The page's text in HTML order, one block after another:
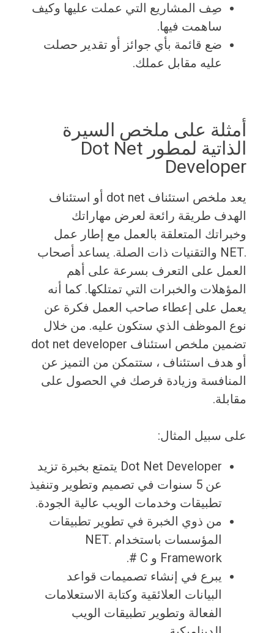
صِف المشاريع التي عملت عليها وكيف
ساهمت فيها.
ضع قائمة بأي جوائز أو تقدير حصلت
عليه مقابل عملك.
أمثلة على ملخص السيرة
الذاتية لمطور Dot Net
Developer
يعد ملخص استئناف dot net أو استئناف
الهدف طريقة رائعة لعرض مهاراتك
وخبراتك المتعلقة بالعمل مع إطار عمل
.NET والتقنيات ذات الصلة. يساعد أصحاب
العمل على التعرف بسرعة على أهم
المؤهلات والخبرات التي تمتلكها. كما أنه
يعمل على إعطاء صاحب العمل فكرة عن
نوع الموظف الذي ستكون عليه. من خلال
تضمين ملخص استئناف dot net developer
أو هدف استئناف ، ستتمكن من التميز عن
المنافسة وزيادة فرصك في الحصول على
مقابلة.
على سبيل المثال:
Dot Net Developer يتمتع بخبرة تزيد
عن 5 سنوات في تصميم وتطوير وتنفيذ
تطبيقات وخدمات الويب عالية الجودة.
من ذوي الخبرة في تطوير تطبيقات
المؤسسات باستخدام .NET
Framework و C #.
يبرع في إنشاء تصميمات قواعد
البيانات العلائقية وكتابة الاستعلامات
الفعالة وتطوير تطبيقات الويب